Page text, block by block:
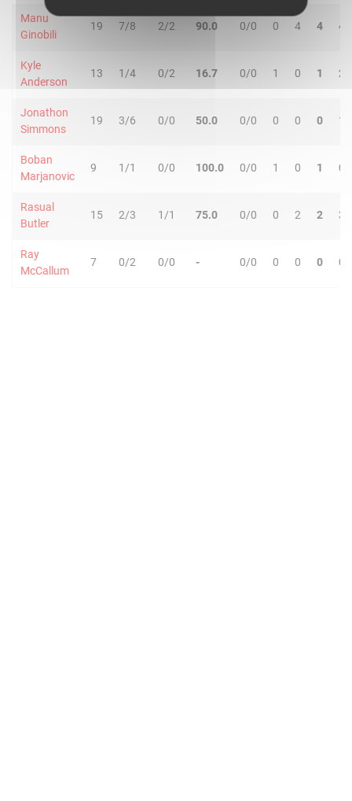
Manu
Ginobili
19 7/8 2/2 90.0 0/0 0 4 4 4
Kyle
Anderson
13 1/4 0/2 16.7 0/0 1 0 1 2
Jonathon
Simmons
19 3/6 0/0 50.0 0/0 0 0 0 1
Boban
Marjanovic
9 1/1 0/0 100.0 0/0 1 0 1 0
Rasual
Butler
15 2/3 1/1 75.0 0/0 0 2 2 3
Ray
McCallum
7 0/2 0/0 - 0/0 0 0 0 0